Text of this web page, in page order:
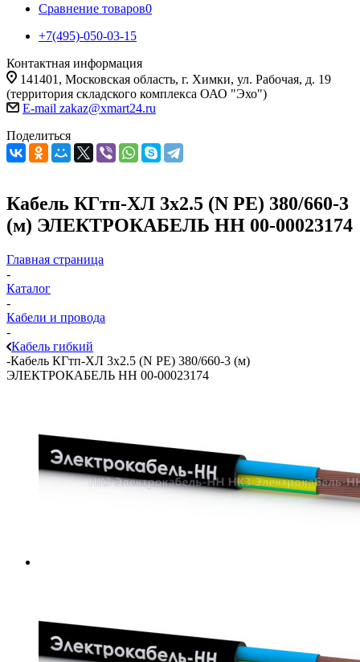
Сравнение товаров0
+7(495)-050-03-15
Контактная информация
141401, Московская область, г. Химки, ул. Рабочая, д. 19
(территория складского комплекса ОАО "Эхо")
E-mail zakaz@xmart24.ru
Поделиться
Кабель КГтп-ХЛ 3х2.5 (N PE) 380/660-3
(м) ЭЛЕКТРОКАБЕЛЬ НН 00-00023174
Главная страница
-
Каталог
-
Кабели и провода
-
Кабель гибкий
-Кабель КГтп-ХЛ 3х2.5 (N PE) 380/660-3 (м)
ЭЛЕКТРОКАБЕЛЬ НН 00-00023174